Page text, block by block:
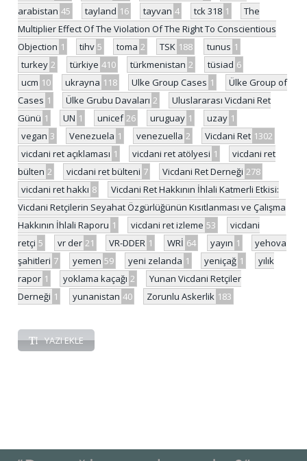
arabistan 45 tayland 16 tayvan 4 tck 318 1
The
Multiplier Effect Of The Violation Of The Right To Conscientious
Objection 1 tihv 5 toma 2 TSK 188 tunus 1
turkey 2 türkiye 410 türkmenistan 2 tüsiad 6
ucm 10 ukrayna 118 Ulke Group Cases 1
Ülke Group of
Cases 1 Ülke Grubu Davaları 2
Uluslararası Vicdani Ret
Günü 1 UN 1 unicef 26 uruguay 1 uzay 1
vegan 3 Venezuela 1 venezuella 2 Vicdani Ret 1302
vicdani ret açıklaması 1 vicdani ret atölyesi 1
vicdani ret
bülten 2 vicdani ret bülteni 7 Vicdani Ret Derneği 278
vicdani ret hakkı 8
Vicdani Ret Hakkının İhlali Katmerli Etkisi:
Vicdani Retçilerin Seyahat Özgürlüğünün Kısıtlanması ve Çalışma
Hakkının İhlali Raporu 1 vicdani ret izleme 53
vicdani
retçi 5 vr der 21 VR-DDER 1 WRİ 64 yayın 1
yehova
şahitleri 7 yemen 59 yeni zelanda 1 yeniçağ 1
yılık
rapor 1 yoklama kaçağı 2
Yunan Vicdani Retçiler
Derneği 1 yunanistan 40 Zorunlu Askerlik 183
YAZI EKLE